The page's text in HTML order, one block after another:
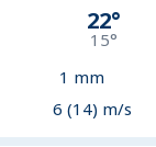
22°
15°
1 mm
6 (14) m/s